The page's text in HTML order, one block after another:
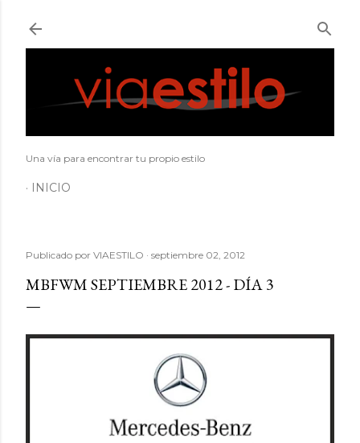
Una vía para encontrar tu propio estilo
INICIO
Publicado por VIAESTILO septiembre 02, 2012
MBFWM SEPTIEMBRE 2012 - DÍA 3